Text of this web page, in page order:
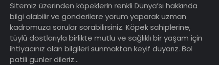
Sitemiz üzerinden köpeklerin renkli Dünya’sı hakkında
bilgi alabilir ve gönderilere yorum yaparak uzman
kadromuza sorular sorabilirsiniz. Köpek sahiplerine,
tüylü dostlarıyla birlikte mutlu ve sağlıklı bir yaşam için
ihtiyacınız olan bilgileri sunmaktan keyif duyarız. Bol
patili günler dileriz…